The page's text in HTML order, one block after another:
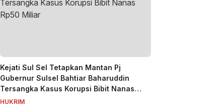
Kejati Sul Sel Tetapkan Mantan Pj
Gubernur Sulsel Bahtiar Baharuddin
Tersangka Kasus Korupsi Bibit Nanas
Rp50 Miliar
HUKRIM